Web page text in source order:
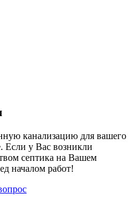
канализацию для вашего
Если у Вас возникли
септика на Вашем
началом работ!